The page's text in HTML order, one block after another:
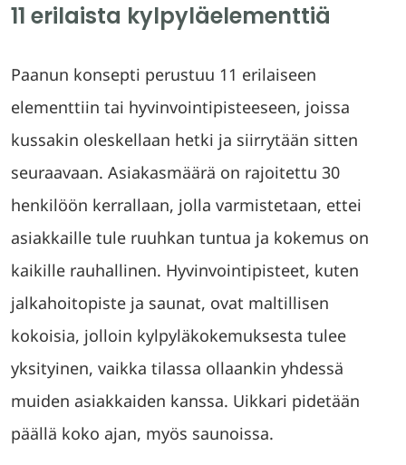
11 erilaista kylpyläelementtiä
Paanun konsepti perustuu 11 erilaiseen
elementtiin tai hyvinvointipisteeseen, joissa
kussakin oleskellaan hetki ja siirrytään sitten
seuraavaan. Asiakasmäärä on rajoitettu 30
henkilöön kerrallaan, jolla varmistetaan, ettei
asiakkaille tule ruuhkan tuntua ja kokemus on
kaikille rauhallinen. Hyvinvointipisteet, kuten
jalkahoitopiste ja saunat, ovat maltillisen
kokoisia, jolloin kylpyläkokemuksesta tulee
yksityinen, vaikka tilassa ollaankin yhdessä
muiden asiakkaiden kanssa. Uikkari pidetään
päällä koko ajan, myös saunoissa.